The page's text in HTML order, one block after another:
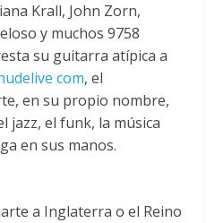
Krall, John Zorn,
y muchos 9758
su guitarra atípica a
com, el
en su propio nombre,
jazz, el funk, la música
en sus manos.
a Inglaterra o el Reino